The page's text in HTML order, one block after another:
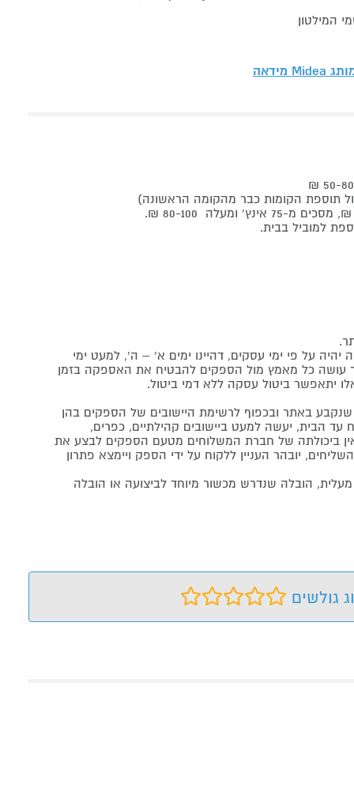
המילטון
Midea מידאה
על פי ימי עסקים, דהיינו ימים א' – ה', למעט ימי
עושה כל מאמץ מול הספקים להבטיח את האספקה בזמן
יתאפשר ביטול עסקה ללא דמי ביטול.
באתר ובכפוף לרשימת היישובים של הספקים בהן
עד הבית, יעשה למעט ביישובים קהילתיים, כפרים,
ואין ביכולתה של חברת המשלוחים מטעם הספקים לבצע את
יובהר העניין ללקוח על ידי הספק ויימצא פתרון
הובלה שנדרש מכשור מיוחד לביצועה או הובלה
גולשים